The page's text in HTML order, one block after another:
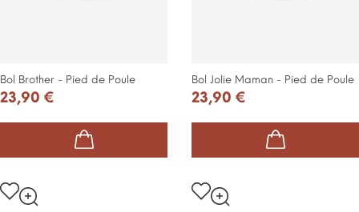
Bol Brother - Pied de Poule
23,90 €
Bol Jolie Maman - Pied de Poule
23,90 €